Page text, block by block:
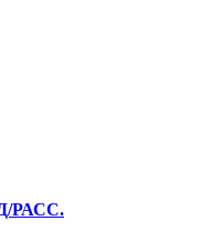
РАСС.